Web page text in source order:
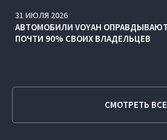
31 ИЮЛЯ 2026
АВТОМОБИЛИ VOYAH
ПОЧТИ 90% СВОИХ ВЛАДЕЛЬЦЕВ
СМОТРЕТЬ ВСЕ